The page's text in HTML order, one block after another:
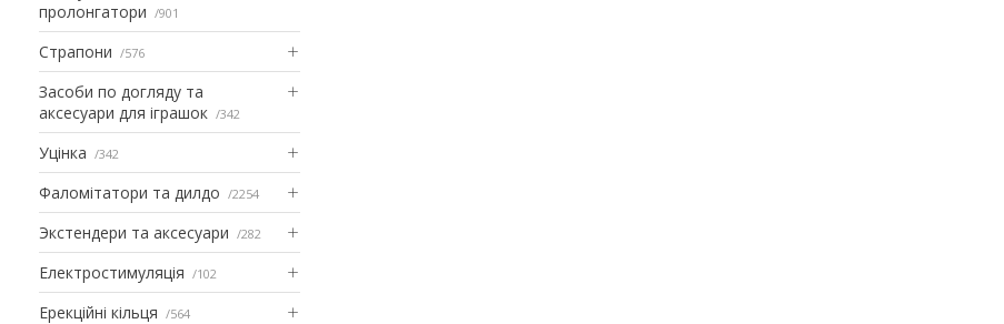
пролонгатори
901
Страпони 576
Засоби по догляду та
аксесуари для іграшок
342
Уцінка 342
Фаломітатори та дилдо 2254
Экстендери та аксесуари 282
Електростимуляція 102
Ерекційні кільця 564